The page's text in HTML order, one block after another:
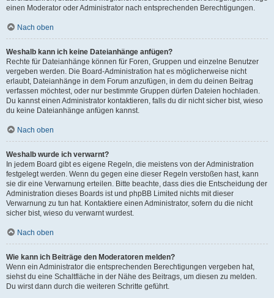
einen Moderator oder Administrator nach entsprechenden Berechtigungen.
Nach oben
Weshalb kann ich keine Dateianhänge anfügen?
Rechte für Dateianhänge können für Foren, Gruppen und einzelne Benutzer
vergeben werden. Die Board-Administration hat es möglicherweise nicht
erlaubt, Dateianhänge in dem Forum anzufügen, in dem du deinen Beitrag
verfassen möchtest, oder nur bestimmte Gruppen dürfen Dateien hochladen.
Du kannst einen Administrator kontaktieren, falls du dir nicht sicher bist, wieso
du keine Dateianhänge anfügen kannst.
Nach oben
Weshalb wurde ich verwarnt?
In jedem Board gibt es eigene Regeln, die meistens von der Administration
festgelegt werden. Wenn du gegen eine dieser Regeln verstoßen hast, kann
sie dir eine Verwarnung erteilen. Bitte beachte, dass dies die Entscheidung der
Administration dieses Boards ist und phpBB Limited nichts mit dieser
Verwarnung zu tun hat. Kontaktiere einen Administrator, sofern du die nicht
sicher bist, wieso du verwarnt wurdest.
Nach oben
Wie kann ich Beiträge den Moderatoren melden?
Wenn ein Administrator die entsprechenden Berechtigungen vergeben hat,
siehst du eine Schaltfläche in der Nähe des Beitrags, um diesen zu melden.
Du wirst dann durch die weiteren Schritte geführt.